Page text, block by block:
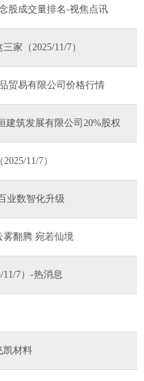
股成交量排名-视焦点讯
家（2025/11/7）
贸易有限公司价格行情
建筑发展有限公司20%股权
11/7）
业数智化升级
雾翻腾 宛若仙境
11/7）-热消息
凯材料